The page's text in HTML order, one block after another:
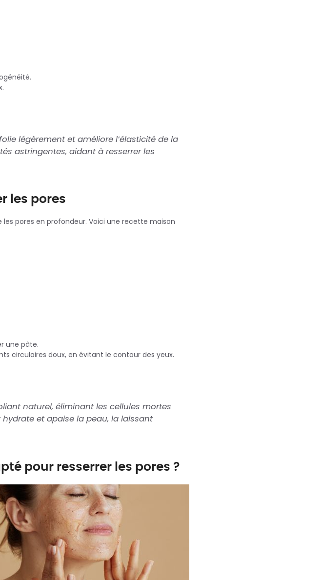
légèrement et améliore l’élasticité de la
astringentes, aidant à resserrer les
les pores
pores en profondeur. Voici une recette maison
une pâte.
circulaires doux, en évitant le contour des yeux.
naturel, éliminant les cellules mortes
et apaise la peau, la laissant
pour resserrer les pores ?